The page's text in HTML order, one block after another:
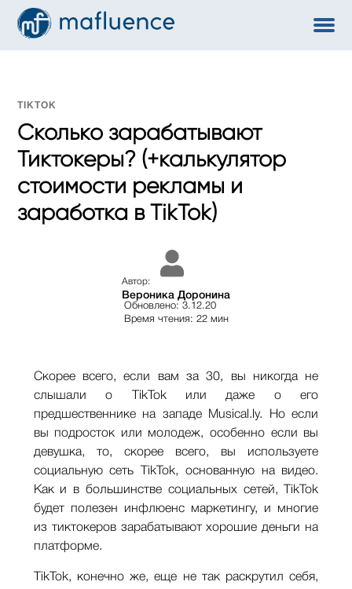
TIKTOK
Сколько зарабатывают
Тиктокеры? (+калькулятор
стоимости рекламы и
заработка в TikTok)
Автор:
Вероника Доронина
Обновлено: 3.12.20
Время чтения: 22 мин
Скорее всего, если вам за 30, вы никогда не
слышали о TikTok или даже о его
предшественнике на западе Musical.ly. Но если
вы подросток или молодеж, особенно если вы
девушка, то, скорее всего, вы используете
социальную сеть TikTok, основанную на видео.
Как и в большинстве социальных сетей, TikTok
будет полезен инфлюенс маркетингу, и многие
из тиктокеров зарабатывают хорошие деньги на
платформе.
TikTok, конечно же, еще не так раскрутил себя,